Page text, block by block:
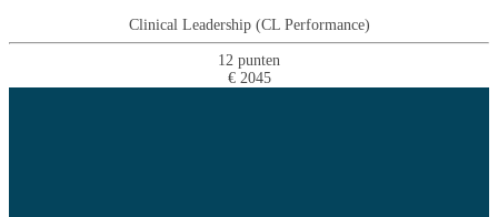
Clinical Leadership (CL Performance)
12 punten
€ 2045